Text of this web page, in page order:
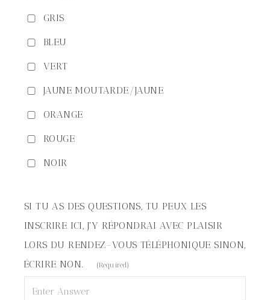
GRIS
BLEU
VERT
JAUNE MOUTARDE/JAUNE
ORANGE
ROUGE
NOIR
SI TU AS DES QUESTIONS, TU PEUX LES
INSCRIRE ICI, J'Y RÉPONDRAI AVEC PLAISIR
LORS DU RENDEZ-VOUS TÉLÉPHONIQUE SINON,
ÉCRIRE NON.
(Required)